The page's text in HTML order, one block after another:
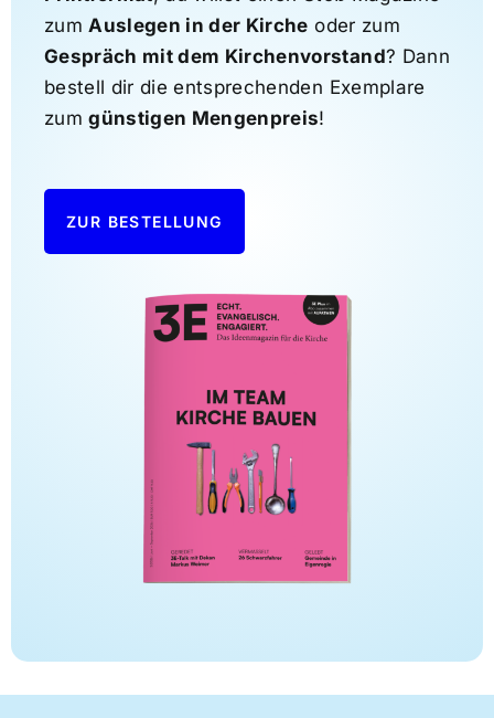
zum Auslegen in der Kirche oder zum
Gespräch mit dem Kirchenvorstand? Dann
bestell dir die entsprechenden Exemplare
zumgünstigen Mengenpreis!
ZUR BESTELLUNG